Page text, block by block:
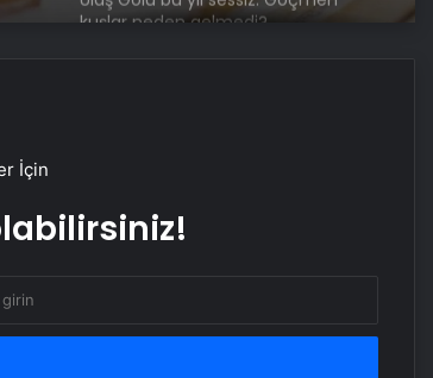
kuşlar neden gelmedi?
Mikroplastik yiyoruz! Sadece
beyinde miktarı yüzde 50 artmış
hayat buldu
İçin